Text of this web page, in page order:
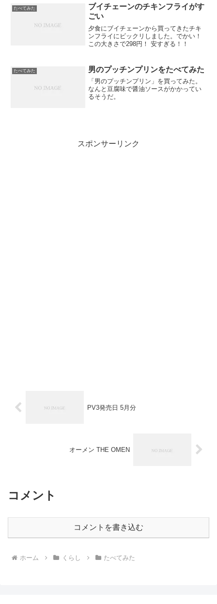
たべてみた
ブイチェーンのチキンフライがす
ごい
夕食にブイチェーンから買ってきたチキ
ンフライにビックリしました。でかい！
この大きさで298円！ 安すぎる！！
たべてみた 男のプッチンプリンをたべてみた
「男のプッチンプリン」を買ってみた。
なんと豆腐味で醤油ソースがかかってい
るそうだ。
スポンサーリンク
PV3発売日 5月分
オーメン THE OMEN
コメント
コメントを書き込む
ホーム くらし たべてみた